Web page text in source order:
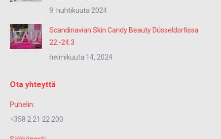
9. huhtikuuta 2024
Scandinavian Skin Candy Beauty Düsseldorfissa
22.-24.3
helmikuuta 14, 2024
Ota yhteyttä
Puhelin:
+358 2 21 22 200